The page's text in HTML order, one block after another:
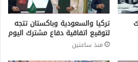
تركيا والسعودية وباكستان تتجه
لتوقيع اتفاقية دفاع مشترك اليوم
منذ ساعتين